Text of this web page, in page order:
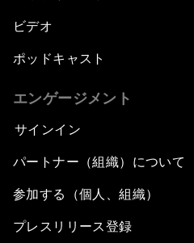
ビデオ
ポッドキャスト
エンゲージメント
サインイン
パートナー（組織）について
参加する（個人、組織）
プレスリリース登録